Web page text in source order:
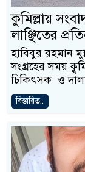
কুমিল্লায়
লাঞ্ছিতের
হাবিবুর রহমান
সংগ্রহের সময়
চিকিৎসক ও
বিস্তারিত..